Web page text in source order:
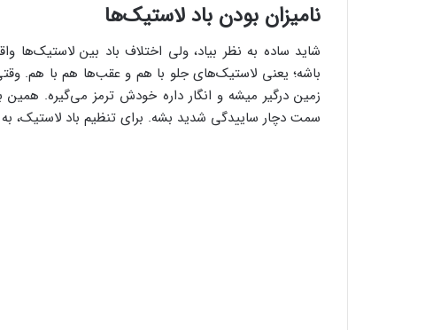
نامیزان بودن باد لاستیک‌ها
شاید ساده به نظر بیاد، ولی اختلاف باد بین لاستیک‌ها
باشه؛ یعنی لاستیک‌های جلو با هم و عقب‌ها هم با هم.
زمین درگیر میشه و انگار داره خودش ترمز می‌گیره.
سمت دچار ساییدگی شدید بشه. برای تنظیم باد لاستیک،